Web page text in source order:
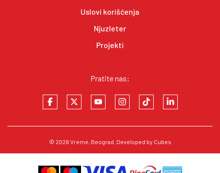
Uslovi korišćenja
Njuzleter
Projekti
Pratite nas:
© 2026 Vreme, Beograd. Developed by Cubes